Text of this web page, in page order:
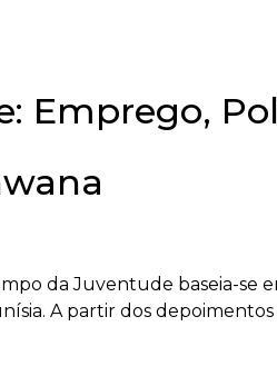
Emprego,
da Juventude baseia-se
A partir dos depoimentos